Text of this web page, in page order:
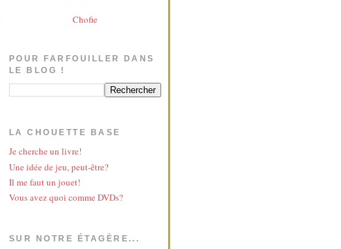
Chofie
POUR FARFOUILLER DANS
LE BLOG !
LA CHOUETTE BASE
Je cherche un livre!
Une idée de jeu, peut-être?
Il me faut un jouet!
Vous avez quoi comme DVDs?
SUR NOTRE ÉTAGÈRE...